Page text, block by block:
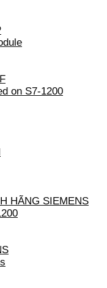
on S7-1200
HÃNG SIEMENS